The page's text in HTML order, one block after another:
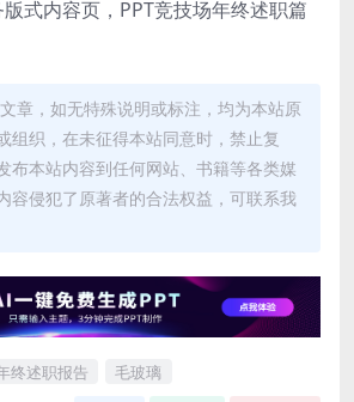
式内容页，PPT竞技场年终述职篇
章，如无特殊说明或标注，均为本站原
组织，在未征得本站同意时，禁止复
布本站内容到任何网站、书籍等各类媒
容侵犯了原著者的合法权益，可联系我
终述职报告 毛玻璃